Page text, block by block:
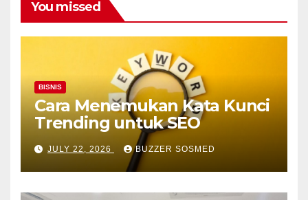
You missed
BISNIS
Cara Menemukan Kata Kunci
Trending untuk SEO
JULY 22, 2026 BUZZER SOSMED